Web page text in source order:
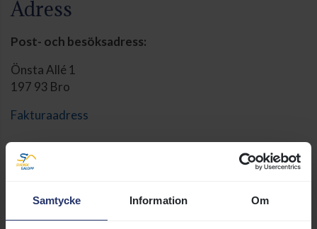
Samtycke Information Om
Adress
Post- och besöksadress:
Önsta Allé 1
197 93 Bro
Fakturaadress
Relaterade sidor